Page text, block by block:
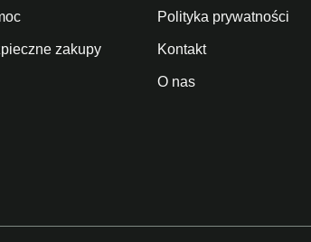
zakupy
Polityka prywatności
Kontakt
O nas